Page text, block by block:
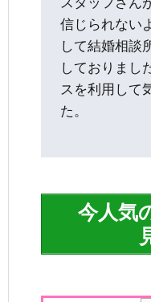
信じられない
して結婚相談
しておりまし
スを利用して
た。
今人気